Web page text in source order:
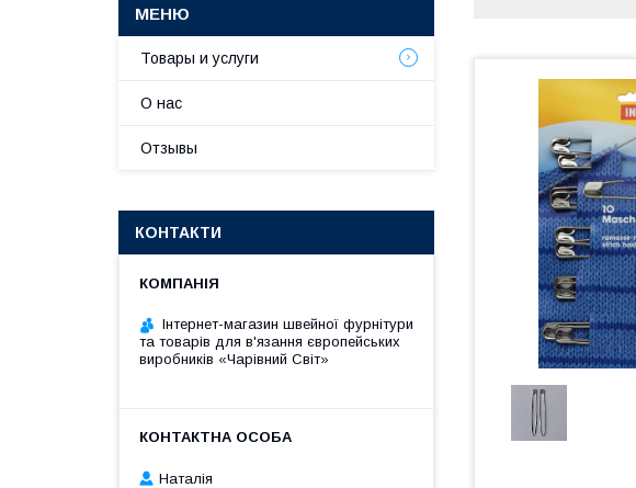
Товары и услуги
О нас
Отзывы
КОНТАКТИ
Інтернет-магазин швейної фурнітури
та товарів для в'язання європейських
виробників «Чарiвний Світ»
Наталія